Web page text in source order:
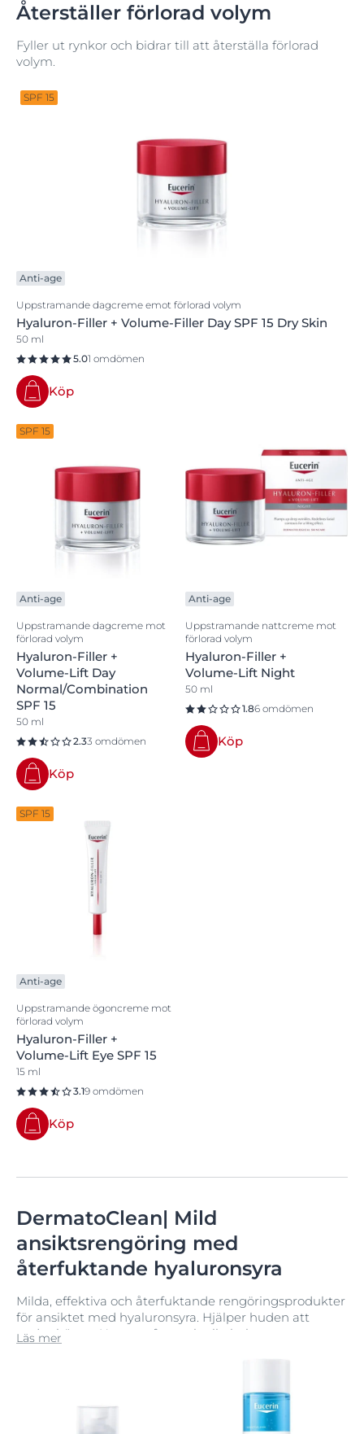
Återställer förlorad volym
Fyller ut rynkor och bidrar till att återställa förlorad
volym.
SPF 15
Anti-age
Uppstramande dagcreme emot förlorad volym
Hyaluron-Filler + Volume-Filler Day SPF 15 Dry Skin
50 ml
5.01 omdömen
Köp
SPF 15
Anti-age
Uppstramande dagcreme mot
förlorad volym
Hyaluron-Filler +
Volume-Lift Day
Normal/Combination
SPF 15
50 ml
2.33 omdömen
Köp
Anti-age
Uppstramande nattcreme mot
förlorad volym
Hyaluron-Filler +
Volume-Lift Night
50 ml
1.86 omdömen
Köp
SPF 15
Anti-age
Uppstramande ögoncreme mot
förlorad volym
Hyaluron-Filler +
Volume-Lift Eye SPF 15
15 ml
3.19 omdömen
Köp
DermatoClean| Mild
ansiktsrengöring med
återfuktande hyaluronsyra
Milda, effektiva och återfuktande rengöringsprodukter
för ansiktet med hyaluronsyra. Hjälper huden att
andas bättre. Utan parfym och alkohol.
Läs mer